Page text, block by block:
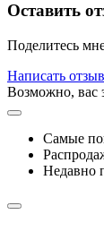
Оставить
Поделитесь
Написать отзыв
Возможно, вас
Самые
Недавно